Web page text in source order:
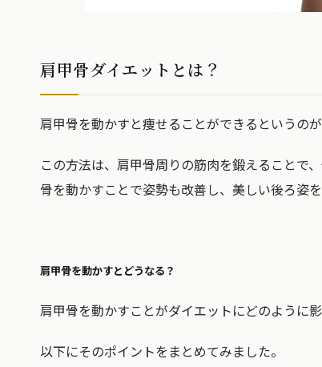
肩甲骨ダイエットとは？
肩甲骨を動かすと痩せることができるというの
この方法は、肩甲骨周りの筋肉を鍛えることで
骨を動かすことで姿勢も改善し、美しい後ろ姿
肩甲骨を動かすとどうなる？
肩甲骨を動かすことがダイエットにどのように
以下にそのポイントをまとめてみました。